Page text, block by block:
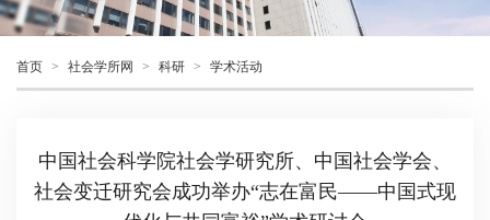
首页 > 社会学所网 > 科研 > 学术活动
中国社会科学院社会学研究所、中国社会学会、
社会变迁研究会成功举办“志在富民——中国式现